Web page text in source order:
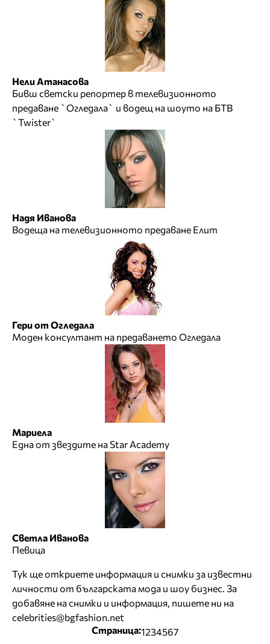
Нели Атанасова
Бивш светски репортер в телевизионното
предаване `Огледала` и водещ на шоуто на БТВ
`Twister`
Надя Иванова
Водеща на телевизионното предаване Елит
Гери от Огледала
Моден консултант на предаването Огледала
Мариела
Една от звездите на Star Academy
Светла Иванова
Певица
Тук ще откриете информация и снимки за известни
личности от българската мода и шоу бизнес. За
добавяне на снимки и информация, пишете ни на
celebrities@bgfashion.net
Страница:1234567